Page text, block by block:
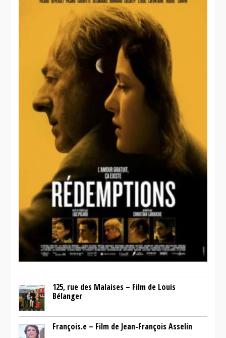
125, rue des Malaises – Film de Louis
Bélanger
François.e – Film de Jean-François Asselin